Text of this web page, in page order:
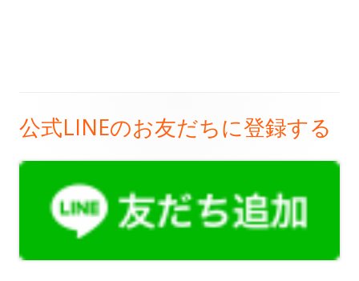
メ
イ
イ
公式LINEのお友だちに登録する